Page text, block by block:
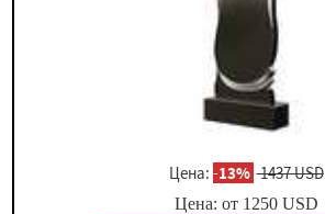
Цена: -13% 1437 USD
Цена: от 1250USD